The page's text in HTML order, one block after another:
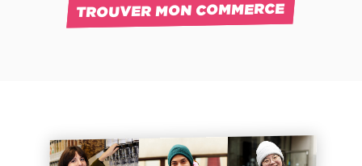
TROUVER MON COMMERCE